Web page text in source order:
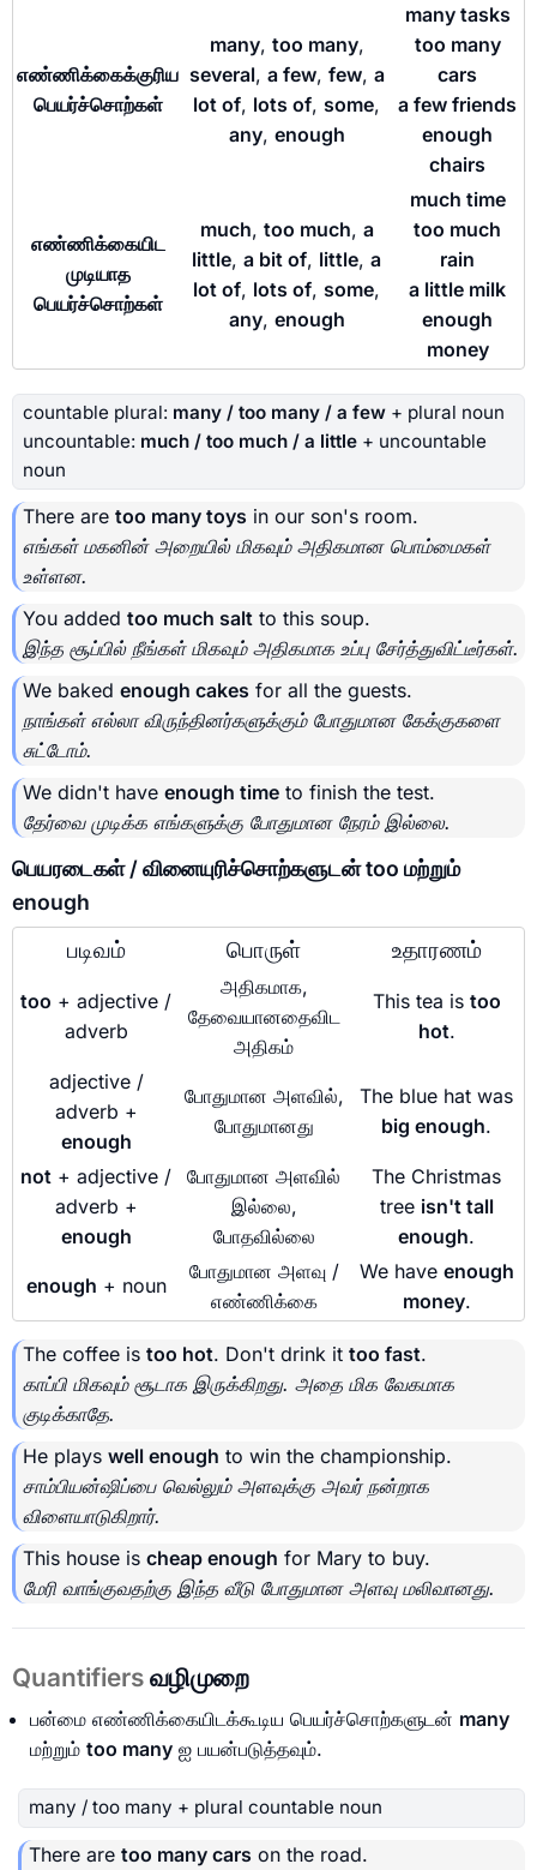
எண்ணிக்கைக்குரிய
பெயர்ச்சொற்கள்
many, too many,
several, a few, few, a
lot of, lots of, some,
any, enough
many tasks
too many
cars
a few friends
enough
chairs
எண்ணிக்கையிட
முடியாத
பெயர்ச்சொற்கள்
much, too much, a
little, a bit of, little, a
lot of, lots of, some,
any, enough
much time
too much
rain
a little milk
enough
money
countable plural: many / too many / a few + plural noun
uncountable: much / too much / a little + uncountable
noun
There are too many toys in our son's room.
எங்கள் மகனின் அறையில் மிகவும் அதிகமான பொம்மைகள்
உள்ளன.
You added too much salt to this soup.
இந்த சூப்பில் நீங்கள் மிகவும் அதிகமாக உப்பு சேர்த்துவிட்டீர்கள்.
We baked enough cakes for all the guests.
நாங்கள் எல்லா விருந்தினர்களுக்கும் போதுமான கேக்குகளை
சுட்டோம்.
We didn't have enough time to finish the test.
தேர்வை முடிக்க எங்களுக்கு போதுமான நேரம் இல்லை.
பெயரடைகள் / வினையுரிச்சொற்களுடன் too மற்றும்
enough
படிவம் பொருள் உதாரணம்
too + adjective /
adverb
அதிகமாக,
தேவையானதைவிட
அதிகம்
This tea is too
hot.
adjective /
adverb +
enough
போதுமான அளவில்,
போதுமானது
The blue hat was
big enough.
not + adjective /
adverb +
enough
போதுமான அளவில்
இல்லை,
போதவில்லை
The Christmas
tree isn't tall
enough.
enough + noun
போதுமான அளவு /
எண்ணிக்கை
We have enough
money.
The coffee is too hot. Don't drink it too fast.
காப்பி மிகவும் சூடாக இருக்கிறது. அதை மிக வேகமாக
குடிக்காதே.
He plays well enough to win the championship.
சாம்பியன்ஷிப்பை வெல்லும் அளவுக்கு அவர் நன்றாக
விளையாடுகிறார்.
This house is cheap enough for Mary to buy.
மேரி வாங்குவதற்கு இந்த வீடு போதுமான அளவு மலிவானது.
Quantifiers வழிமுறை
பன்மை எண்ணிக்கையிடக்கூடிய பெயர்ச்சொற்களுடன் many
மற்றும் too many ஐ பயன்படுத்தவும்.
many / too many + plural countable noun
There are too many cars on the road.